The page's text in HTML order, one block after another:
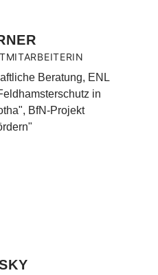
Beratung, ENL
in
BfN-Projekt